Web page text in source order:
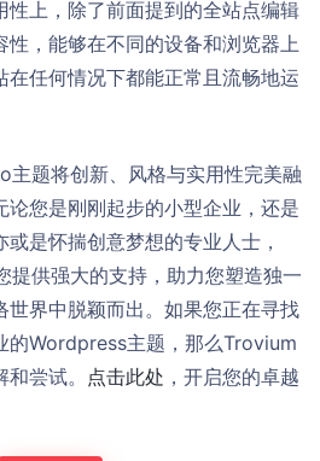
性上，除了前面提到的全站点编辑
，能够在不同的设备和浏览器上
在任何情况下都能正常且流畅地运
题将创新、风格与实用性完美融
论您是刚刚起步的小型企业，还是
是怀揣创意梦想的专业人士，
供强大的支持，助力您塑造独一
世界中脱颖而出。如果您正在寻找
的Wordpress主题，那么Trovium
尝试。 点击此处 ，开启您的卓越